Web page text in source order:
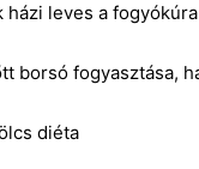
házi leves a
borsó fogyasztása,
diéta